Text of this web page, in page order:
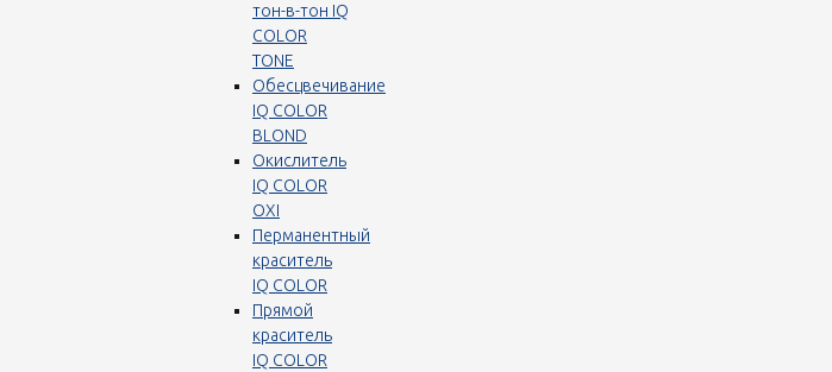
тон-в-тон IQ
COLOR
TONE
Обесцвечивание
IQ COLOR
BLOND
Окислитель
IQ COLOR
OXI
Перманентный
краситель
IQ COLOR
Прямой
краситель
IQ COLOR